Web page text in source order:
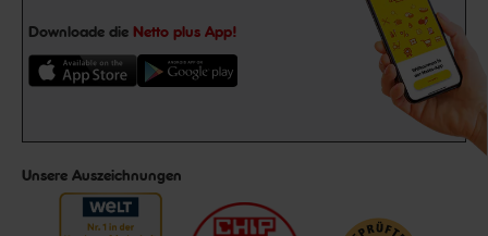
Downloade die Netto plus App!
Unsere Auszeichnungen